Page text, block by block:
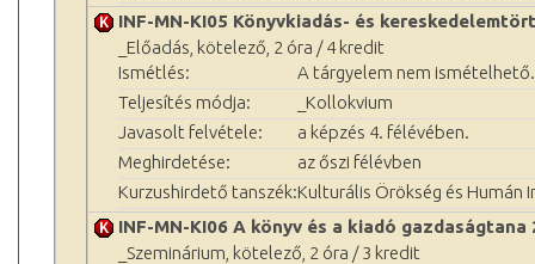
INF-MN-KI05 Könyvkiadás- és
_Előadás, kötelező, 2 óra / 4 kredit
Ismétlés:
A tárgyelem nem ismételhető.
Teljesítés módja:
_Kollokvium
Javasolt felvétele:
a képzés 4. félévében.
Meghirdetése:
az őszi félévben
Kurzushirdető tanszék:Kulturális Örökség és Humán
INF-MN-KI06 A könyv és a kiadó
_Szeminárium, kötelező, 2 óra / 3 kredit